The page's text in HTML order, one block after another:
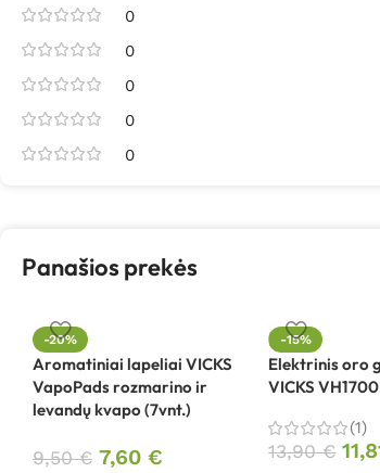
0
0
0
0
0
Panašios prekės
-20%
Aromatiniai lapeliai VICKS
VapoPads rozmarino ir
levandų kvapo (7vnt.)
9,50€ 7,60 €
-15%
Elektrinis oro
VICKS
(1)
13,90€